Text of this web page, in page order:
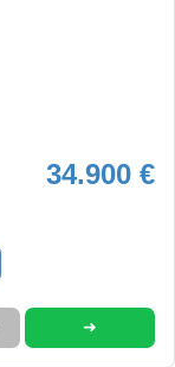
34.900 €
➜